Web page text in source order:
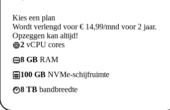
Kies een plan
Wordt verlengd voor € 14,99/mnd voor 2 jaar.
Opzeggen kan altijd!
2 vCPU cores
8 GB RAM
100 GB NVMe-schijfruimte
8 TB bandbreedte